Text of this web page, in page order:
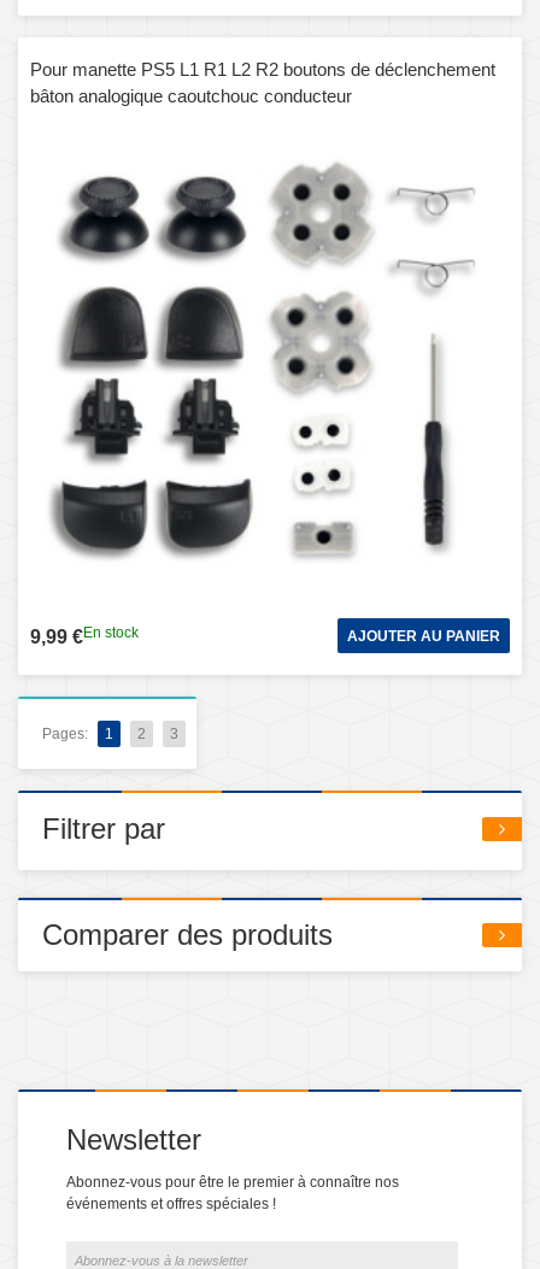
Pour manette PS5 L1 R1 L2 R2 boutons de déclenchement
bâton analogique caoutchouc conducteur
9,99 €En stock AJOUTER AU PANIER
Pages: 1 2 3
Filtrer par
Comparer des produits
Newsletter
Abonnez-vous pour être le premier à connaître nos
événements et offres spéciales !